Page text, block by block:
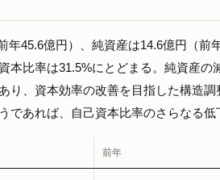
年45.6億円）、純資産は14.6億円（前
本比率は31.5%にとどまる。純資産
り、資本効率の改善を目指した構造
であれば、自己資本比率のさらなる低
前年